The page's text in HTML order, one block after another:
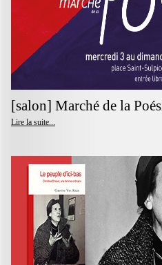
[salon] Marché de la
Lire la suite...